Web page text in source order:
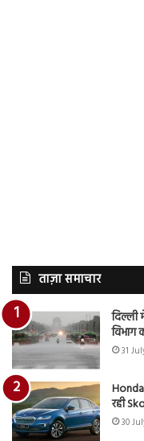
ताज़ा समाचार
विभाग
31
रही
30